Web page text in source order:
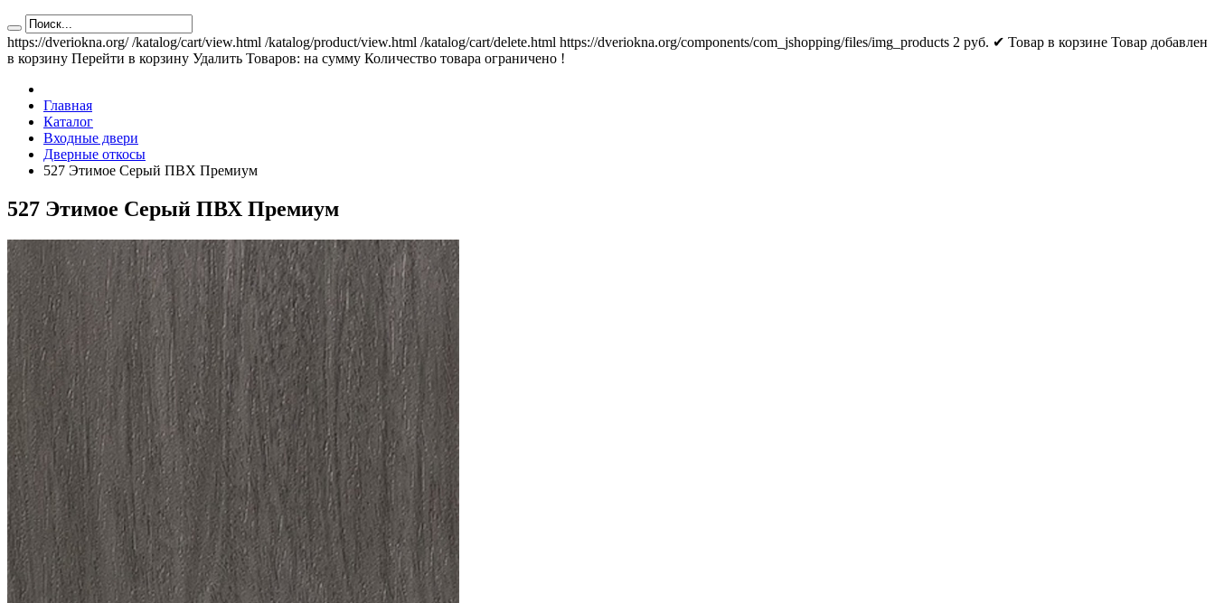
https://dveriokna.org/ /katalog/cart/view.html /katalog/product/view.html /katalog/cart/delete.html https://dveriokna.org/components/com_jshopping/files/img_products 2 руб. ✔ Товар в корзине Товар добавлен
в корзину Перейти в корзину Удалить Товаров: на сумму Количество товара ограничено !
Главная
Каталог
Входные двери
Дверные откосы
527 Этимое Серый ПВХ Премиум
527 Этимое Серый ПВХ Премиум